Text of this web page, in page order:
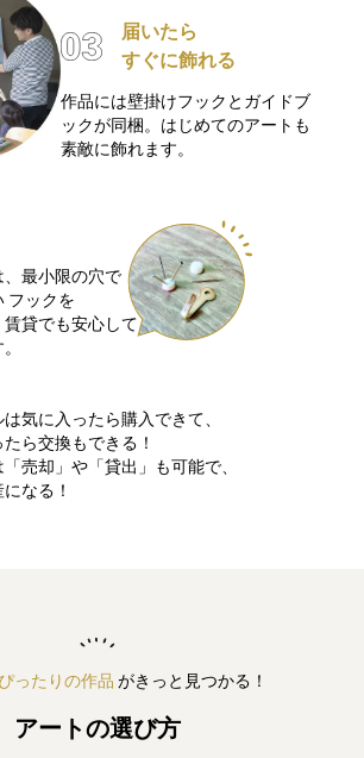
届いたら
すぐに飾れる
作品には壁掛けフックとガイドブ
ックが同梱。はじめてのアートも
素敵に飾れます。
最小限の穴で
フックを
貸でも安心して
売却」や「貸出」も可能で、
なる！
気に入ったら購入できて、
ら交換もできる！
ぴったりの作品 がきっと見つかる！
アートの選び方